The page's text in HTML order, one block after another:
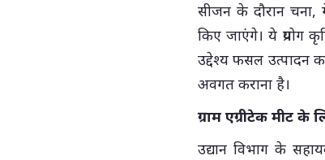
सीजन के दौरान
किए जाएंगे। ये प्रयोग
उद्देश्य फसल उत्पादन
अवगत कराना है।
ग्राम एग्रीटेक मीट के
उद्यान विभाग के